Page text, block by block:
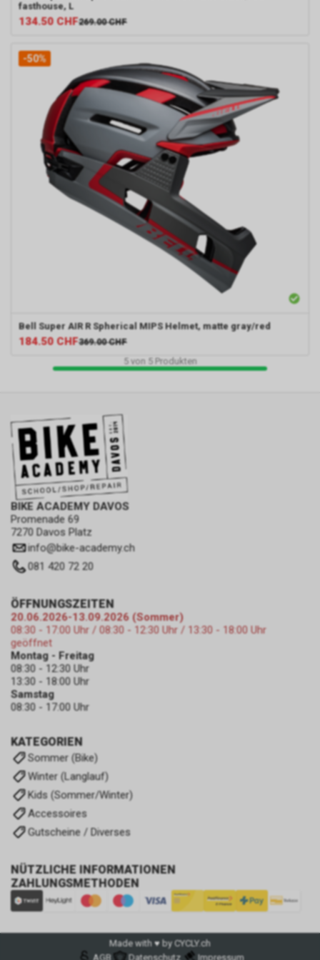
fasthouse, L
134.50 CHF269.00 CHF
-50%
Bell Super AIR R Spherical MIPS Helmet, matte gray/red
184.50 CHF369.00 CHF
5von 5Produkten
BIKE ACADEMY DAVOS
Promenade 69
7270 Davos Platz
info@bike-academy.ch
081 420 72 20
KATEGORIEN
Sommer (Bike)
Winter (Langlauf)
Kids (Sommer/Winter)
Accessoires
Gutscheine / Diverses
NÜTZLICHE INFORMATIONEN
ZAHLUNGSMETHODEN
ÖFFNUNGSZEITEN
20.06.2026-13.09.2026 (Sommer)
08:30 - 17:00 Uhr / 08:30 - 12:30 Uhr / 13:30 - 18:00 Uhr
geöffnet
Montag - Freitag
08:30 - 12:30 Uhr
13:30 - 18:00 Uhr
Samstag
08:30 - 17:00 Uhr
Made with ♥ by CYCLY.ch
AGB
Datenschutz Impressum